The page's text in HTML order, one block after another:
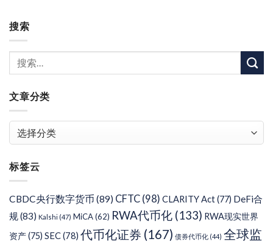
搜索
文章分类
章
类
标签云
CBDC央行数字货币 (89) CFTC (98) CLARITY Act(77) DeFi合
规(83) Kalshi (47) MiCA(62) RWA代币化 (133) RWA现实世界
资产(75) SEC(78) 代币化证券 (167) 债券代币化 (44) 全球监